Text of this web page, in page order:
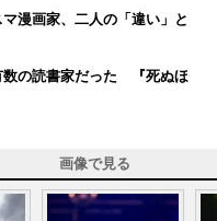
漫画家、二人の「違い」と
数の読書家だった 『死ぬほ
画像で見る